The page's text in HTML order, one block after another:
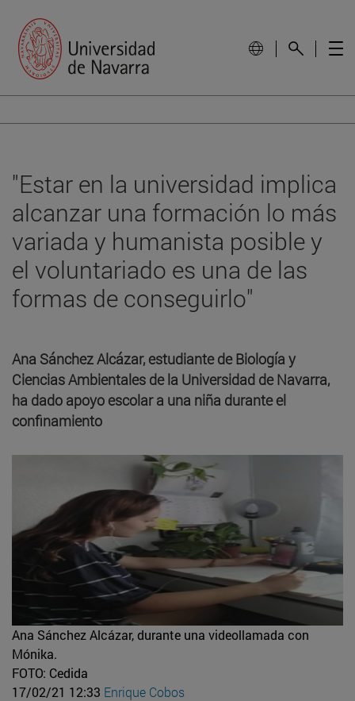
"Estar en la universidad implica
alcanzar una formación lo más
variada y humanista posible y
el voluntariado es una de las
formas de conseguirlo"
Ana Sánchez Alcázar, estudiante de Biología y
Ciencias Ambientales de la Universidad de Navarra,
ha dado apoyo escolar a una niña durante el
confinamiento
Ana Sánchez Alcázar, durante una videollamada con
Mónika.
FOTO: Cedida
17/02/21 12:33 Enrique Cobos